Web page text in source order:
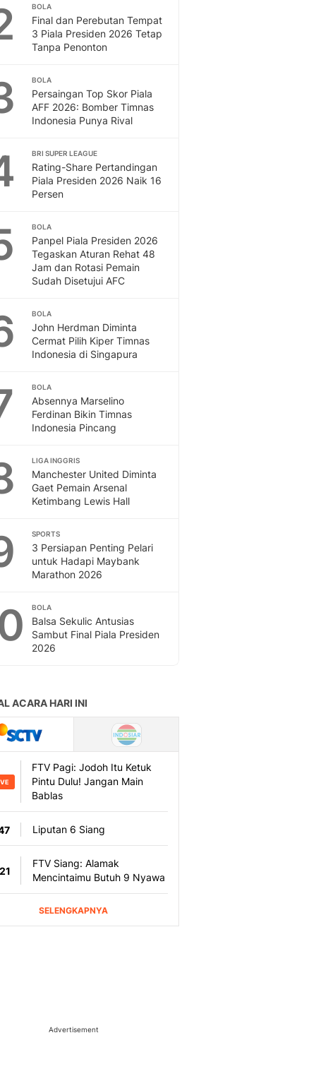
BOLA
Final dan Perebutan Tempat
3 Piala Presiden 2026 Tetap
Tanpa Penonton
BOLA
Persaingan Top Skor Piala
AFF 2026: Bomber Timnas
Indonesia Punya Rival
BRI SUPER LEAGUE
Rating-Share Pertandingan
Piala Presiden 2026 Naik 16
Persen
BOLA
Panpel Piala Presiden 2026
Tegaskan Aturan Rehat 48
Jam dan Rotasi Pemain
Sudah Disetujui AFC
BOLA
John Herdman Diminta
Cermat Pilih Kiper Timnas
Indonesia di Singapura
BOLA
Absennya Marselino
Ferdinan Bikin Timnas
Indonesia Pincang
LIGA INGGRIS
Manchester United Diminta
Gaet Pemain Arsenal
Ketimbang Lewis Hall
SPORTS
3 Persiapan Penting Pelari
untuk Hadapi Maybank
Marathon 2026
BOLA
Balsa Sekulic Antusias
Sambut Final Piala Presiden
2026
Advertisement